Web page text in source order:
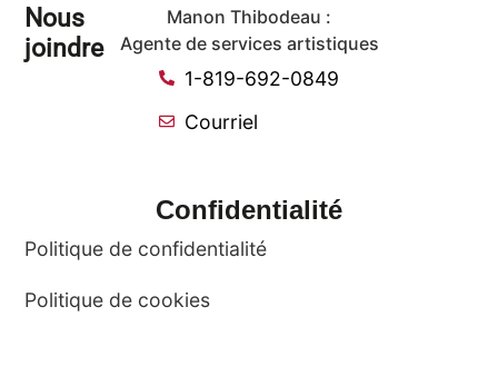
Nous
joindre
Manon Thibodeau :
Agente de services artistiques
1-819-692-0849
Courriel
Confidentialité
Politique de confidentialité
Politique de cookies